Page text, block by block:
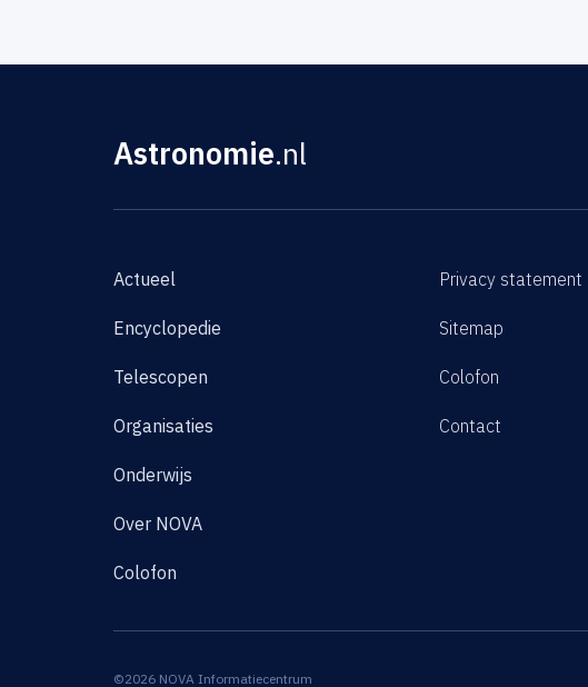
Astronomie.nl
Actueel
Encyclopedie
Telescopen
Organisaties
Onderwijs
Over NOVA
Colofon
Privacy statement
Sitemap
Colofon
Contact
©2026 NOVA Informatiecentrum